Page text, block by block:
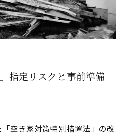
指定リスクと事前準備
空き家対策特別措置法」の改